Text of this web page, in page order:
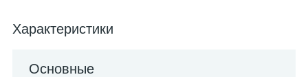
Характеристики
Основные